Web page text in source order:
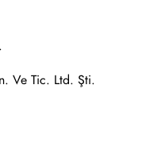
Ve Tic. Ltd. Şti.